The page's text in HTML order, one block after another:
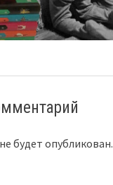
будет опубликован.